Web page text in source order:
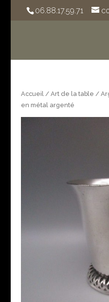
06.88.17.59.71
Accueil/ Art de la table /
en métal argenté